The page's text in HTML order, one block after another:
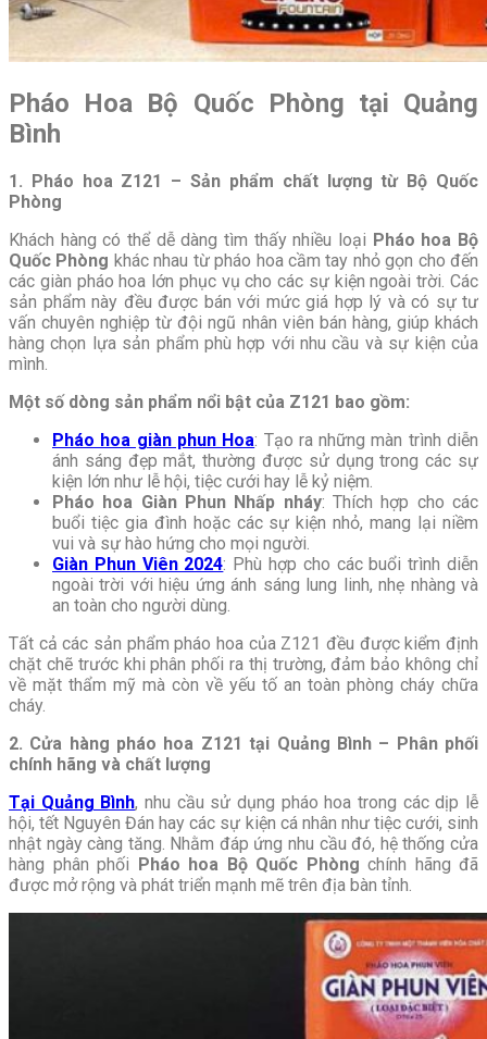
Pháo Hoa Bộ Quốc Phòng tại Quảng
Bình
1. Pháo hoa Z121 – Sản phẩm chất lượng từ Bộ Quốc
Phòng
Khách hàng có thể dễ dàng tìm thấy nhiều loại Pháo hoa Bộ
Quốc Phòng khác nhau từ pháo hoa cầm tay nhỏ gọn cho đến
các giàn pháo hoa lớn phục vụ cho các sự kiện ngoài trời. Các
sản phẩm này đều được bán với mức giá hợp lý và có sự tư
vấn chuyên nghiệp từ đội ngũ nhân viên bán hàng, giúp khách
hàng chọn lựa sản phẩm phù hợp với nhu cầu và sự kiện của
mình.
Một số dòng sản phẩm nổi bật của Z121 bao gồm:
Pháo hoa giàn phun Hoa: Tạo ra những màn trình diễn
ánh sáng đẹp mắt, thường được sử dụng trong các sự
kiện lớn như lễ hội, tiệc cưới hay lễ kỷ niệm.
Pháo hoa Giàn Phun Nhấp nháy: Thích hợp cho các
buổi tiệc gia đình hoặc các sự kiện nhỏ, mang lại niềm
vui và sự hào hứng cho mọi người.
Giàn Phun Viên 2024: Phù hợp cho các buổi trình diễn
ngoài trời với hiệu ứng ánh sáng lung linh, nhẹ nhàng và
an toàn cho người dùng.
Tất cả các sản phẩm pháo hoa của Z121 đều được kiểm định
chặt chẽ trước khi phân phối ra thị trường, đảm bảo không chỉ
về mặt thẩm mỹ mà còn về yếu tố an toàn phòng cháy chữa
cháy.
2. Cửa hàng pháo hoa Z121 tại Quảng Bình – Phân phối
chính hãng và chất lượng
Tại Quảng Bình, nhu cầu sử dụng pháo hoa trong các dịp lễ
hội, tết Nguyên Đán hay các sự kiện cá nhân như tiệc cưới, sinh
nhật ngày càng tăng. Nhằm đáp ứng nhu cầu đó, hệ thống cửa
hàng phân phối Pháo hoa Bộ Quốc Phòng chính hãng đã
được mở rộng và phát triển mạnh mẽ trên địa bàn tỉnh.